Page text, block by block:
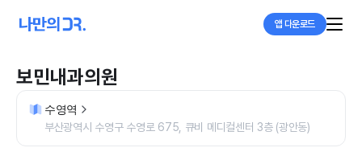
앱 다운로드
보민내과의원
수영역
부산광역시 수영구 수영로 675, 큐비 메디컬센터 3층 (광안동)